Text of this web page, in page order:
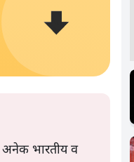
अनेक भारतीय व